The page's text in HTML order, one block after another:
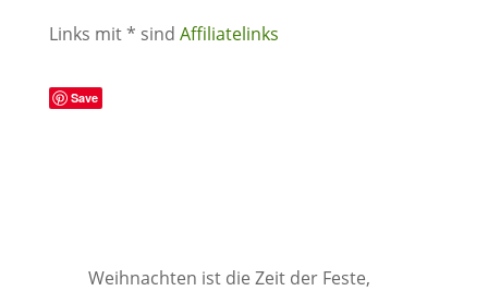
Links mit * sind Affiliatelinks
Save
Weihnachten ist die Zeit der Feste,